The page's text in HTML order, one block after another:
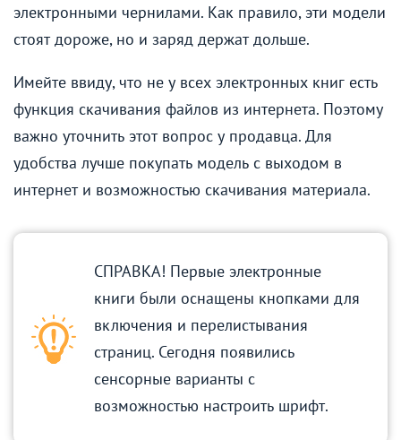
электронными чернилами. Как правило, эти модели
стоят дороже, но и заряд держат дольше.
Имейте ввиду, что не у всех электронных книг есть
функция скачивания файлов из интернета. Поэтому
важно уточнить этот вопрос у продавца. Для
удобства лучше покупать модель с выходом в
интернет и возможностью скачивания материала.
СПРАВКА! Первые электронные
книги были оснащены кнопками для
включения и перелистывания
страниц. Сегодня появились
сенсорные варианты с
возможностью настроить шрифт.